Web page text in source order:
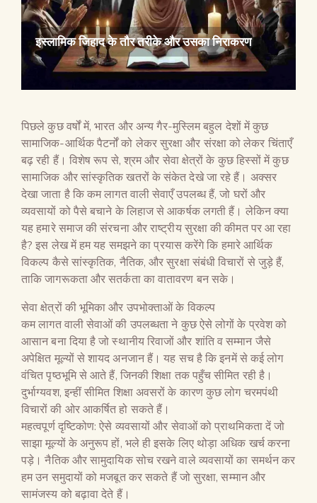
इस्लामिक जिहाद के तौर तरीके और उसका निराकरण
पिछले कुछ वर्षों में, भारत और अन्य गैर-मुस्लिम बहुल देशों में कुछ
सामाजिक-आर्थिक पैटर्नों को लेकर सुरक्षा और संरक्षा को लेकर चिंताएँ
बढ़ रही हैं। विशेष रूप से, श्रम और सेवा क्षेत्रों के कुछ हिस्सों में कुछ
सामाजिक और सांस्कृतिक खतरों के संकेत देखे जा रहे हैं। अक्सर
देखा जाता है कि कम लागत वाली सेवाएँ उपलब्ध हैं, जो घरों और
व्यवसायों को पैसे बचाने के लिहाज से आकर्षक लगती हैं। लेकिन क्या
यह हमारे समाज की संरचना और राष्ट्रीय सुरक्षा की कीमत पर आ रहा
है? इस लेख में हम यह समझने का प्रयास करेंगे कि हमारे आर्थिक
विकल्प कैसे सांस्कृतिक, नैतिक, और सुरक्षा संबंधी विचारों से जुड़े हैं,
ताकि जागरूकता और सतर्कता का वातावरण बन सके।
सेवा क्षेत्रों की भूमिका और उपभोक्ताओं के विकल्प
कम लागत वाली सेवाओं की उपलब्धता ने कुछ ऐसे लोगों के प्रवेश को
आसान बना दिया है जो स्थानीय रिवाजों और शांति व सम्मान जैसे
अपेक्षित मूल्यों से शायद अनजान हैं। यह सच है कि इनमें से कई लोग
वंचित पृष्ठभूमि से आते हैं, जिनकी शिक्षा तक पहुँच सीमित रही है।
दुर्भाग्यवश, इन्हीं सीमित शिक्षा अवसरों के कारण कुछ लोग चरमपंथी
विचारों की ओर आकर्षित हो सकते हैं।
महत्वपूर्ण दृष्टिकोण: ऐसे व्यवसायों और सेवाओं को प्राथमिकता दें जो
साझा मूल्यों के अनुरूप हों, भले ही इसके लिए थोड़ा अधिक खर्च करना
पड़े। नैतिक और सामुदायिक सोच रखने वाले व्यवसायों का समर्थन कर
हम उन समुदायों को मजबूत कर सकते हैं जो सुरक्षा, सम्मान और
सामंजस्य को बढ़ावा देते हैं।